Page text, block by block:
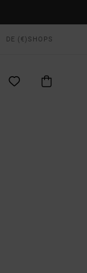
DE (€) SHOPS